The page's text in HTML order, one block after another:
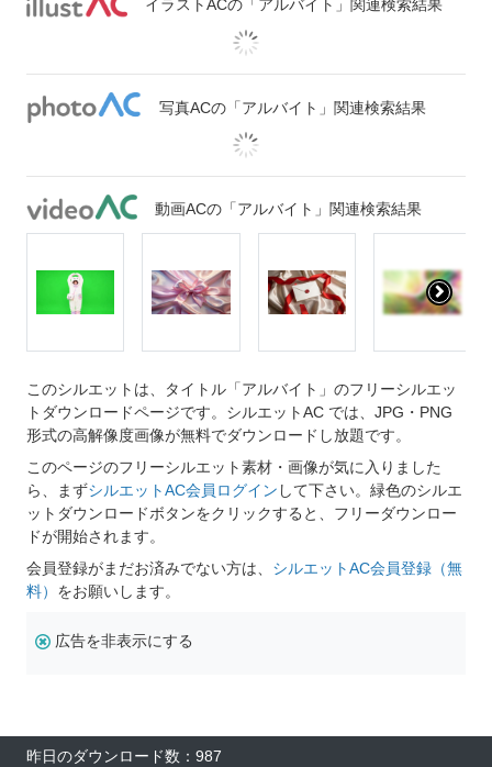
イラストACの「アルバイト」関連検索結果
写真ACの「アルバイト」関連検索結果
動画ACの「アルバイト」関連検索結果
このシルエットは、タイトル「アルバイト」のフリーシルエッ
トダウンロードページです。シルエットAC では、JPG・PNG
形式の高解像度画像が無料でダウンロードし放題です。
このページのフリーシルエット素材・画像が気に入りました
ら、まずシルエットAC会員ログイン して下さい。緑色のシルエ
ットダウンロードボタンをクリックすると、フリーダウンロー
ドが開始されます。
会員登録がまだお済みでない方は、 シルエットAC会員登録（無
料） をお願いします。
広告を非表示にする
昨日のダウンロード数：987